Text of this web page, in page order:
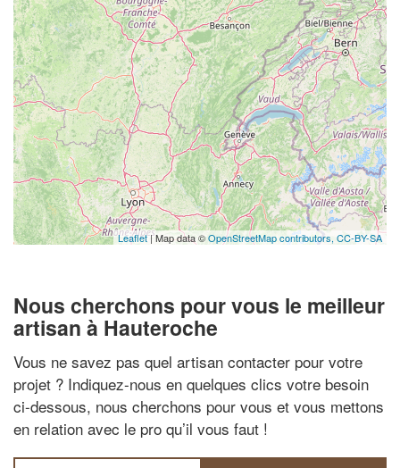
Leaflet| Map data ©OpenStreetMap contributors, CC-BY-SA
Nous cherchons pour vous le meilleur
artisan à Hauteroche
Vous ne savez pas quel artisan contacter pour votre
projet ? Indiquez-nous en quelques clics votre besoin
ci-dessous, nous cherchons pour vous et vous mettons
en relation avec le pro qu’il vous faut !